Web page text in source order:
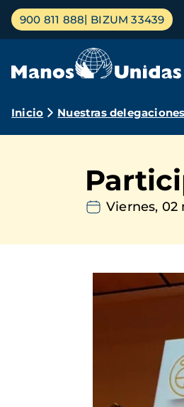
Pasar
contenido
Menú
principal
900 811 888 BIZUM 33439
Ruta
navegación
Inicio Nuestras delegaciones
Viernes, 02